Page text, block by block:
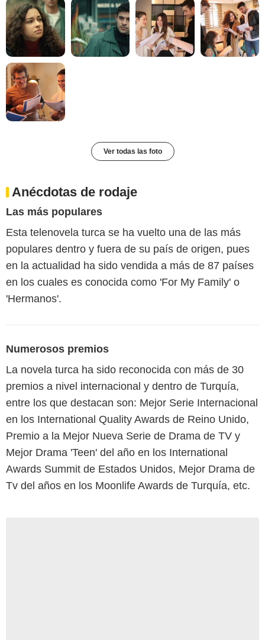
Ver todas las foto
Anécdotas de rodaje
Las más populares
Esta telenovela turca se ha vuelto una de las más
populares dentro y fuera de su país de origen, pues
en la actualidad ha sido vendida a más de 87 países
en los cuales es conocida como 'For My Family' o
'Hermanos'.
Numerosos premios
La novela turca ha sido reconocida con más de 30
premios a nivel internacional y dentro de Turquía,
entre los que destacan son: Mejor Serie Internacional
en los International Quality Awards de Reino Unido,
Premio a la Mejor Nueva Serie de Drama de TV y
Mejor Drama 'Teen' del año en los International
Awards Summit de Estados Unidos, Mejor Drama de
Tv del años en los Moonlife Awards de Turquía, etc.